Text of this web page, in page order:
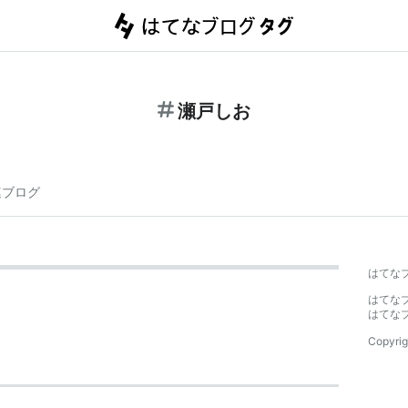
瀬戸しお
ログ
はてな
はてな
はてな